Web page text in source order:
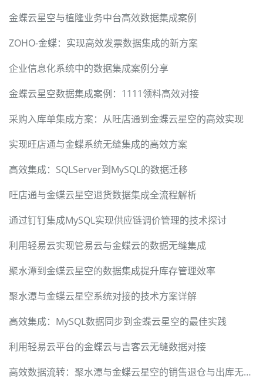
金蝶云星空与植隆业务中台高效数据集成案例
ZOHO-金蝶：实现高效发票数据集成的新方案
企业信息化系统中的数据集成案例分享
金蝶云星空数据集成案例：1111领料高效对接
采购入库单集成方案：从旺店通到金蝶云星空的高效实现
实现旺店通与金蝶系统无缝集成的高效方案
高效集成：SQLServer到MySQL的数据迁移
旺店通与金蝶云星空退货数据集成全流程解析
通过钉钉集成MySQL实现供应链调价管理的技术探讨
利用轻易云实现管易云与金蝶云的数据无缝集成
聚水潭到金蝶云星空的数据集成提升库存管理效率
聚水潭与金蝶云星空系统对接的技术方案详解
高效集成：MySQL数据同步到金蝶云星空的最佳实践
利用轻易云平台的金蝶云与吉客云无缝数据对接
高效数据流转：聚水潭与金蝶云星空的销售退仓与出库无缝集成